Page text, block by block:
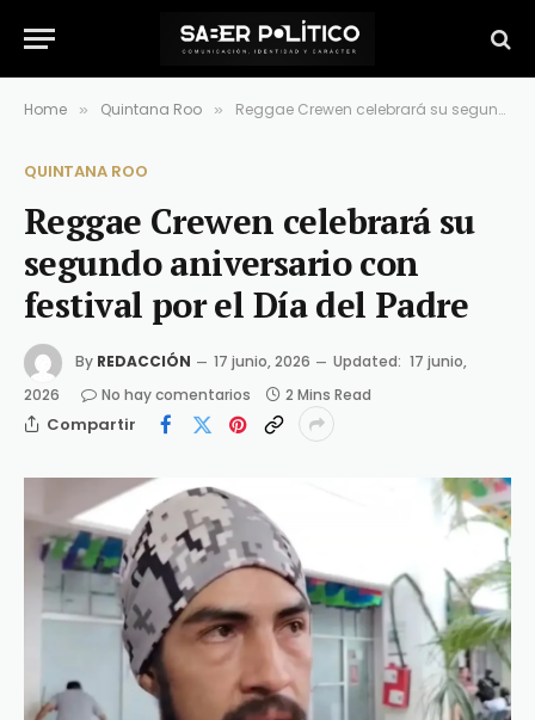
Home » Quintana Roo » Reggae Crewen celebrará su segundo aniversario con festival por el Día del Padre
QUINTANA ROO
Reggae Crewen celebrará su
segundo aniversario con
festival por el Día del Padre
By REDACCIÓN 17 junio, 2026 Updated: 17 junio,
2026
No hay comentarios 2 Mins Read
Compartir